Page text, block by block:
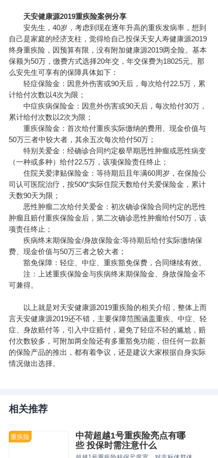
天安健康源2019重疾险案例分享
安先生，40岁，考虑到现在逐年升高的重疾发病率，想到
自己是家庭的经济支柱，觉得给自己投保天安人寿健康源2019
终身重疾险，因预算有限，没有附加健康源2019两全险。基本
保额为50万，缴费方式选择20年交，年交保费为18025元。那
么安先生可享有的保障具体如下：
轻症保险金：因意外伤害或90天后，每次给付22.5万，累
计给付次数以4次为限；
中症疾病保险金：因意外伤害或90天后，每次给付30万，
累计给付次数以2次为限；
重疾保险金：首次给付重疾实际缴纳的费用、现金价值与
50万三者中较大者，其余五次每次给付50万；
特别关爱金：经确诊合同约定极早期恶性肿瘤或恶性病变
（一种或多种）给付22.5万，该项保险责任终止；
住院关爱津贴保险金：等待期后且年满60周岁，在保险公
司认可医院治疗，按500*实际住院天数给付关爱保险金，累计
天数90天为限；
恶性肿瘤二次给付关爱金：初次确诊保险合同约定的恶性
肿瘤且赔付重疾保险金后，第二次确诊恶性肿瘤给付50万，该
项责任终止；
疾病终末期保险金/身故保险金:等待期后给付实际缴纳保
费、现金价值与50万三者之较大者；
豁免保障：轻症、中症、重疾豁免保费，合同继续有效。
注：上述重疾保险金与疾病终末期保险金、身故保险金不
可兼得。
以上就是对天安健康源2019重疾险的相关介绍，整体上而
言天安健康源2019还不错，主要保障范围涵盖重疾、中症、轻
症、身故赔付等，引入中症赔付，避免了轻症不轻的尴尬，赔
付次数较多，可附加两全险还有多重豁免功能，但任何一款新
的保险产品的推出，都有着争议，还是建议大家根据自身实际
情况做出选择。
相关推荐
重疾险
中荷超越1号重疾险亮点有哪
些 投保时需注意什么